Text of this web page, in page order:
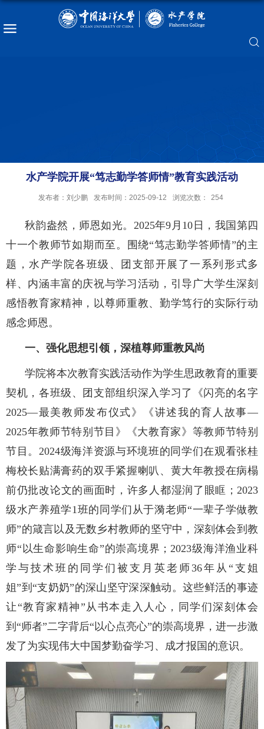
水产学院开展“笃志勤学答师情”教育实践活动
发布者：刘少鹏 发布时间：2025-09-12 浏览次数： 254
秋韵盎然，师恩如光。 2025年9月10日，我国第四
十一个教师节如期而至。围绕“笃志勤学答师情”的主
题， 水产学院各班级、团支部开展了一系列形式多
样、内涵丰富的庆祝与学习活动，引导广大学生深刻
感悟教育家精神，以尊师重教、勤学笃行的实际行动
感念师恩。
一、强化思想引领，深植尊师重教风尚
学院将本次教育实践活动作为学生思政教育的重要
契机，各班级、团支部组织深入学习了
《闪亮的名字
2025—最美教师发布仪式》《讲述我的育人故事—
2025年教师节特别节目》《大教育家》等教师节特别
节目。2024级海洋资源与环境班的同学们在观看张桂
梅校长贴满膏药的双手紧握喇叭、黄大年教授在病榻
前仍批改论文的画面时，许多人都湿润了眼眶；2023
级水产养殖学1班的同学们从于漪老师“一辈子学做教
师”的箴言以及无数乡村教师的坚守中，深刻体会到教
师“以生命影响生命”的崇高境界；2023级海洋渔业科
学与技术班的同学们被支月英老师36年从“支姐
姐”到“支奶奶”的深山坚守深深触动。这些鲜活的事迹
让“教育家精神”从书本走入人心，同学们深刻体会
到“师者”二字背后“以心点亮心”的崇高境界 ， 进一步激
发了为实现伟大中国梦勤奋学习、成才报国的意识。